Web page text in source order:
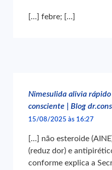
[…] febre; […]
Nimesulida alivia rápido
consciente | Blog
15/08/2025 às 16:27
[…] não esteroide
(reduz dor) e
conforme explica a